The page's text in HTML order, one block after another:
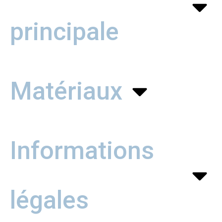
principale
Matériaux
Informations
légales